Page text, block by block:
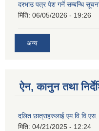
दरभाउ पत्र पेश गर्ने सम्बन्धि
मिति: 06/05/2026 - 19:26
अन्य
ऐन, कानुन तथा
दलित छात्राहरुलाई
मिति: 04/21/2025 - 12:24